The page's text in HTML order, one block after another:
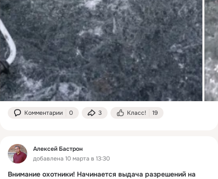
Комментарии 0 3 Класс! 19
Алексей Бастрон
добавлена 10 марта в 13:30
Внимание охотники! Начинается выдача разрешений на